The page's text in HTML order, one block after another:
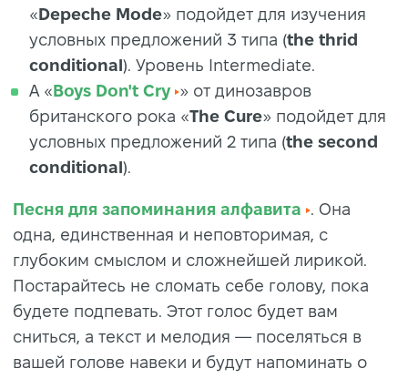
« Depeche Mode» подойдет для изучения
условных предложений 3 типа (the thrid
conditional ). Уровень Intermediate.
А « Boys Don't Cry » от динозавров
британского рока «The Cure» подойдет для
условных предложений 2 типа (the second
conditional ).
Песня для запоминания алфавита
. Она
одна, единственная и неповторимая, с
глубоким смыслом и сложнейшей лирикой.
Постарайтесь не сломать себе голову, пока
будете подпевать. Этот голос будет вам
сниться, а текст и мелодия — поселяться в
вашей голове навеки и будут напоминать о